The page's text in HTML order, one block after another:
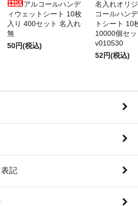
アルコールハンデ
ィウェットシート 10枚
入り 400セット 名入れ
無
50円(税込)
名入れオリ
コールハン
トシート 10
10000個セ
v010530
52円(税込)
記